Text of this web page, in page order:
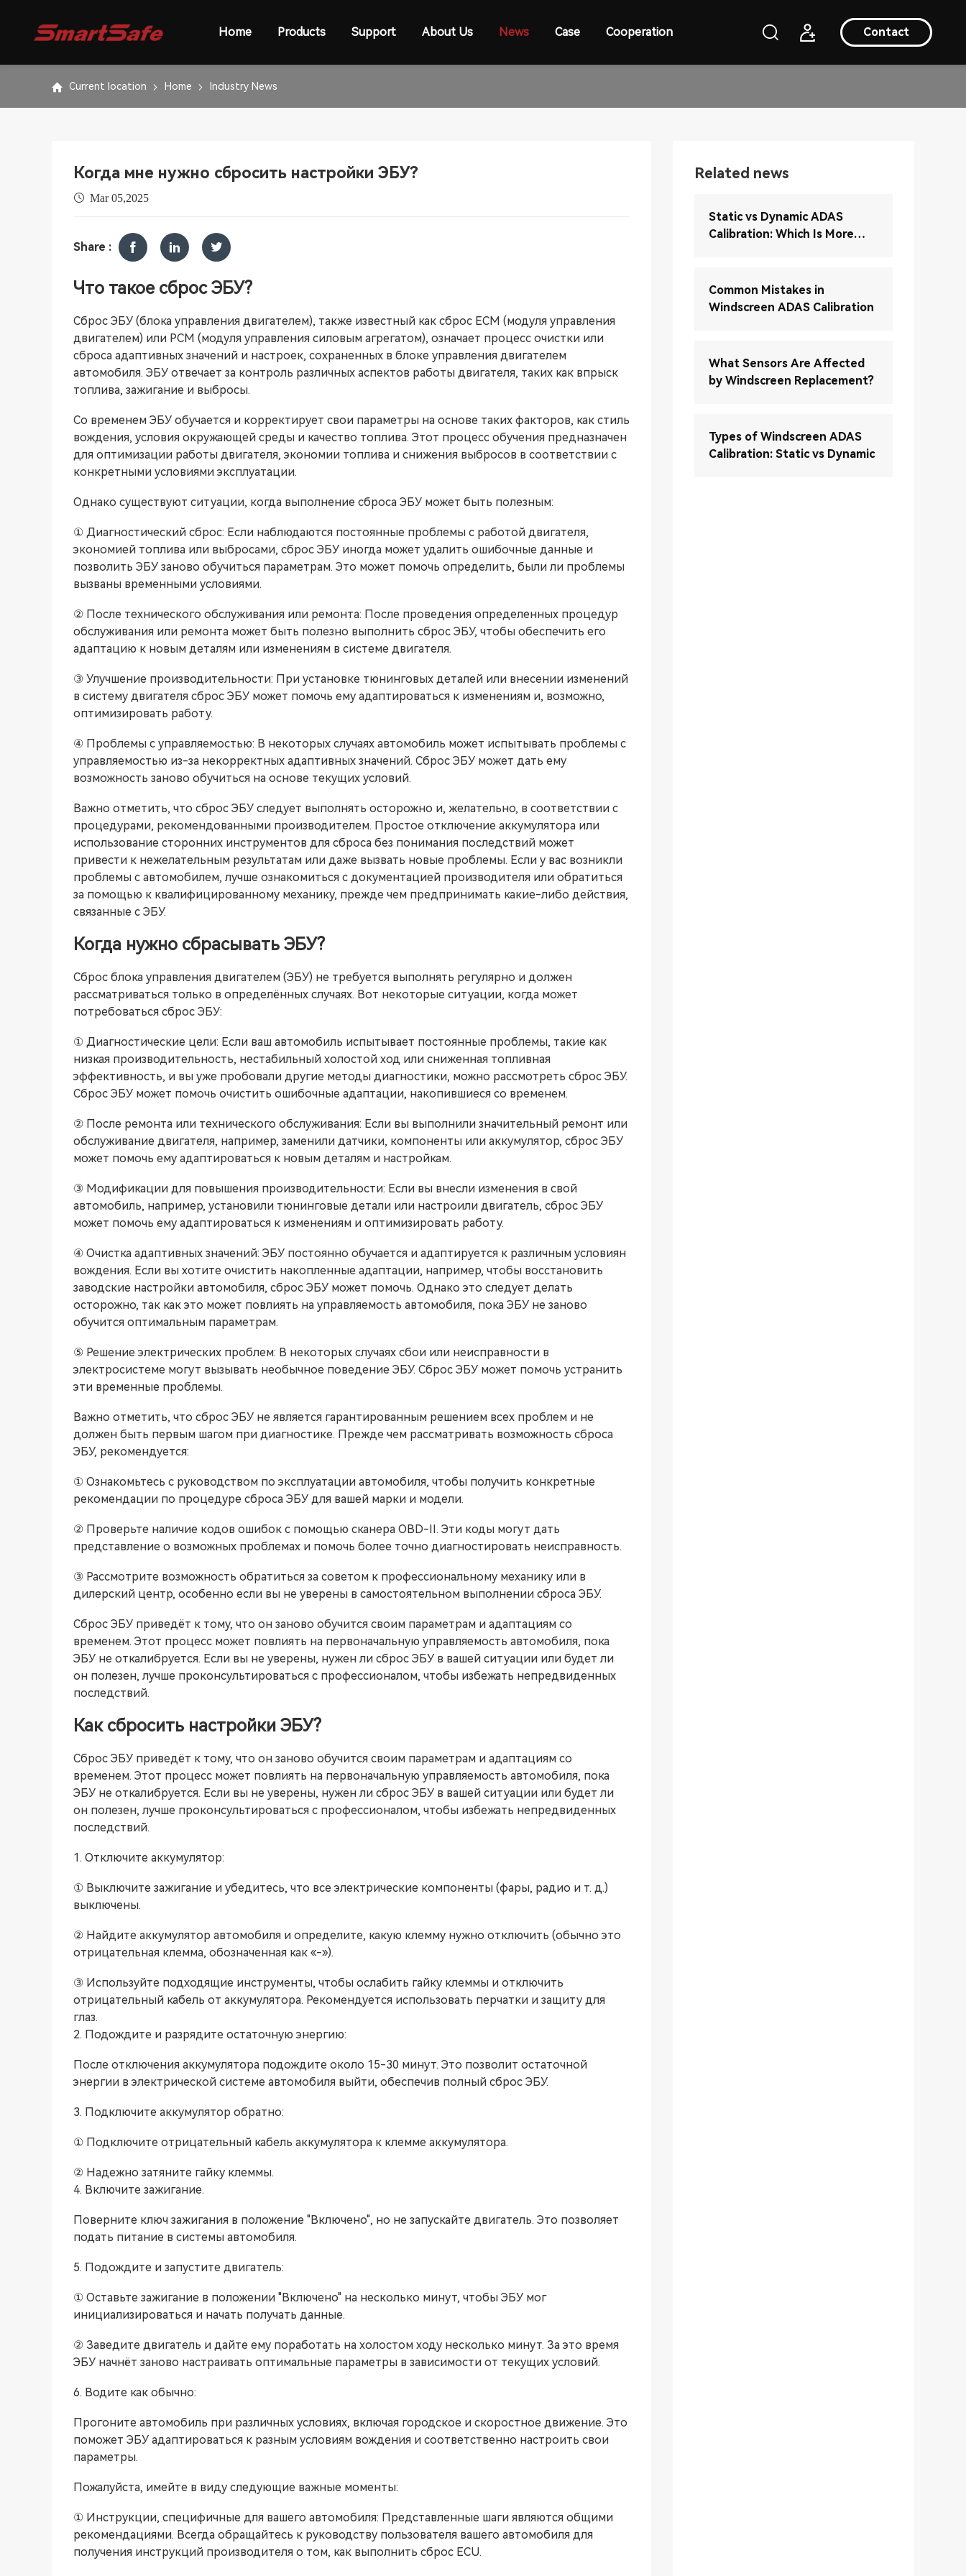
Contact
Home Products Support About Us News Case Cooperation
Current location Home Industry News
Когда мне нужно сбросить настройки ЭБУ?
Mar 05,2025
Share :
Что такое сброс ЭБУ?
Сброс ЭБУ (блока управления двигателем), также известный как сброс ECM (модуля управления
двигателем) или PCM (модуля управления силовым агрегатом), означает процесс очистки или
сброса адаптивных значений и настроек, сохраненных в блоке управления двигателем
автомобиля. ЭБУ отвечает за контроль различных аспектов работы двигателя, таких как впрыск
топлива, зажигание и выбросы.
Со временем ЭБУ обучается и корректирует свои параметры на основе таких факторов, как стиль
вождения, условия окружающей среды и качество топлива. Этот процесс обучения предназначен
для оптимизации работы двигателя, экономии топлива и снижения выбросов в соответствии с
конкретными условиями эксплуатации.
Однако существуют ситуации, когда выполнение сброса ЭБУ может быть полезным:
① Диагностический сброс: Если наблюдаются постоянные проблемы с работой двигателя,
экономией топлива или выбросами, сброс ЭБУ иногда может удалить ошибочные данные и
позволить ЭБУ заново обучиться параметрам. Это может помочь определить, были ли проблемы
вызваны временными условиями.
② После технического обслуживания или ремонта: После проведения определенных процедур
обслуживания или ремонта может быть полезно выполнить сброс ЭБУ, чтобы обеспечить его
адаптацию к новым деталям или изменениям в системе двигателя.
③ Улучшение производительности: При установке тюнинговых деталей или внесении изменений
в систему двигателя сброс ЭБУ может помочь ему адаптироваться к изменениям и, возможно,
оптимизировать работу.
④ Проблемы с управляемостью: В некоторых случаях автомобиль может испытывать проблемы с
управляемостью из-за некорректных адаптивных значений. Сброс ЭБУ может дать ему
возможность заново обучиться на основе текущих условий.
Важно отметить, что сброс ЭБУ следует выполнять осторожно и, желательно, в соответствии с
процедурами, рекомендованными производителем. Простое отключение аккумулятора или
использование сторонних инструментов для сброса без понимания последствий может
привести к нежелательным результатам или даже вызвать новые проблемы. Если у вас возникли
проблемы с автомобилем, лучше ознакомиться с документацией производителя или обратиться
за помощью к квалифицированному механику, прежде чем предпринимать какие-либо действия,
связанные с ЭБУ.
Когда нужно сбрасывать ЭБУ?
Сброс блока управления двигателем (ЭБУ) не требуется выполнять регулярно и должен
рассматриваться только в определённых случаях. Вот некоторые ситуации, когда может
потребоваться сброс ЭБУ:
① Диагностические цели: Если ваш автомобиль испытывает постоянные проблемы, такие как
низкая производительность, нестабильный холостой ход или сниженная топливная
эффективность, и вы уже пробовали другие методы диагностики, можно рассмотреть сброс ЭБУ.
Сброс ЭБУ может помочь очистить ошибочные адаптации, накопившиеся со временем.
② После ремонта или технического обслуживания: Если вы выполнили значительный ремонт или
обслуживание двигателя, например, заменили датчики, компоненты или аккумулятор, сброс ЭБУ
может помочь ему адаптироваться к новым деталям и настройкам.
③ Модификации для повышения производительности: Если вы внесли изменения в свой
автомобиль, например, установили тюнинговые детали или настроили двигатель, сброс ЭБУ
может помочь ему адаптироваться к изменениям и оптимизировать работу.
④ Очистка адаптивных значений: ЭБУ постоянно обучается и адаптируется к различным условиян
вождения. Если вы хотите очистить накопленные адаптации, например, чтобы восстановить
заводские настройки автомобиля, сброс ЭБУ может помочь. Однако это следует делать
осторожно, так как это может повлиять на управляемость автомобиля, пока ЭБУ не заново
обучится оптимальным параметрам.
⑤ Решение электрических проблем: В некоторых случаях сбои или неисправности в
электросистеме могут вызывать необычное поведение ЭБУ. Сброс ЭБУ может помочь устранить
эти временные проблемы.
Важно отметить, что сброс ЭБУ не является гарантированным решением всех проблем и не
должен быть первым шагом при диагностике. Прежде чем рассматривать возможность сброса
ЭБУ, рекомендуется:
① Ознакомьтесь с руководством по эксплуатации автомобиля, чтобы получить конкретные
рекомендации по процедуре сброса ЭБУ для вашей марки и модели.
② Проверьте наличие кодов ошибок с помощью сканера OBD-II. Эти коды могут дать
представление о возможных проблемах и помочь более точно диагностировать неисправность.
③ Рассмотрите возможность обратиться за советом к профессиональному механику или в
дилерский центр, особенно если вы не уверены в самостоятельном выполнении сброса ЭБУ.
Сброс ЭБУ приведёт к тому, что он заново обучится своим параметрам и адаптациям со
временем. Этот процесс может повлиять на первоначальную управляемость автомобиля, пока
ЭБУ не откалибруется. Если вы не уверены, нужен ли сброс ЭБУ в вашей ситуации или будет ли
он полезен, лучше проконсультироваться с профессионалом, чтобы избежать непредвиденных
последствий.
Как сбросить настройки ЭБУ?
Сброс ЭБУ приведёт к тому, что он заново обучится своим параметрам и адаптациям со
временем. Этот процесс может повлиять на первоначальную управляемость автомобиля, пока
ЭБУ не откалибруется. Если вы не уверены, нужен ли сброс ЭБУ в вашей ситуации или будет ли
он полезен, лучше проконсультироваться с профессионалом, чтобы избежать непредвиденных
последствий.
1. Отключите аккумулятор:
① Выключите зажигание и убедитесь, что все электрические компоненты (фары, радио и т. д.)
выключены.
② Найдите аккумулятор автомобиля и определите, какую клемму нужно отключить (обычно это
отрицательная клемма, обозначенная как «-»).
③ Используйте подходящие инструменты, чтобы ослабить гайку клеммы и отключить
отрицательный кабель от аккумулятора. Рекомендуется использовать перчатки и защиту для
глаз.
2. Подождите и разрядите остаточную энергию:
После отключения аккумулятора подождите около 15-30 минут. Это позволит остаточной
энергии в электрической системе автомобиля выйти, обеспечив полный сброс ЭБУ.
3. Подключите аккумулятор обратно:
① Подключите отрицательный кабель аккумулятора к клемме аккумулятора.
② Надежно затяните гайку клеммы.
4. Включите зажигание.
Поверните ключ зажигания в положение "Включено", но не запускайте двигатель. Это позволяет
подать питание в системы автомобиля.
5. Подождите и запустите двигатель:
① Оставьте зажигание в положении "Включено" на несколько минут, чтобы ЭБУ мог
инициализироваться и начать получать данные.
② Заведите двигатель и дайте ему поработать на холостом ходу несколько минут. За это время
ЭБУ начнёт заново настраивать оптимальные параметры в зависимости от текущих условий.
6. Водите как обычно:
Прогоните автомобиль при различных условиях, включая городское и скоростное движение. Это
поможет ЭБУ адаптироваться к разным условиям вождения и соответственно настроить свои
параметры.
Пожалуйста, имейте в виду следующие важные моменты:
① Инструкции, специфичные для вашего автомобиля: Представленные шаги являются общими
рекомендациями. Всегда обращайтесь к руководству пользователя вашего автомобиля для
получения инструкций производителя о том, как выполнить сброс ECU.
Related news
Static vs Dynamic ADAS
Calibration: Which Is More
Common Mistakes in
Windscreen ADAS Calibration
What Sensors Are Affected
by Windscreen Replacement?
Types of Windscreen ADAS
Calibration: Static vs Dynamic